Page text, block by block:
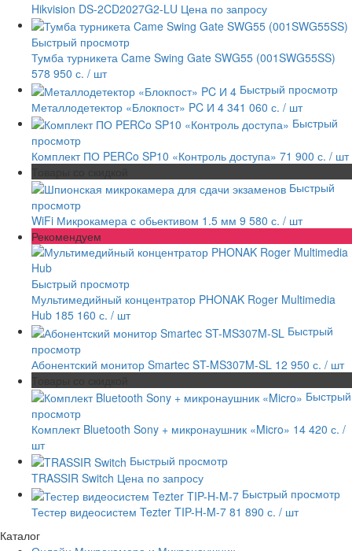
Hikvision DS-2CD2027G2-LU Цена по запросу
Быстрый просмотр
Тумба турникета Came Swing Gate SWG55 (001SWG55SS)
578 950 с. / шт
Быстрый просмотр
Металлодетектор «Блокпост» PC И 4 341 060 с. / шт
Быстрый
просмотр
Комплект ПО PERCo SP10 «Контроль доступа» 71 900 с. / шт
Быстрый
просмотр
WiFi Микрокамера с обьективом 1.5 мм 9 580 с. / шт
Рекомендуем
Быстрый просмотр
Мультимедийный концентратор PHONAK Roger Multimedia
Hub 185 160 с. / шт
Быстрый
просмотр
Абонентский монитор Smartec ST-MS307M-SL 12 950 с. / шт
Быстрый
просмотр
Комплект Bluetooth Sony + микронаушник «Micro» 14 420 с. /
шт
Быстрый просмотр
TRASSIR Switch Цена по запросу
Быстрый просмотр
Тестер видеосистем Tezter TIP-H-M-7 81 890 с. / шт
Каталог